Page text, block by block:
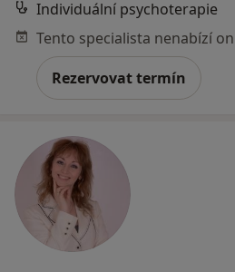
Individuální psychoterapie
Rezervovat termín